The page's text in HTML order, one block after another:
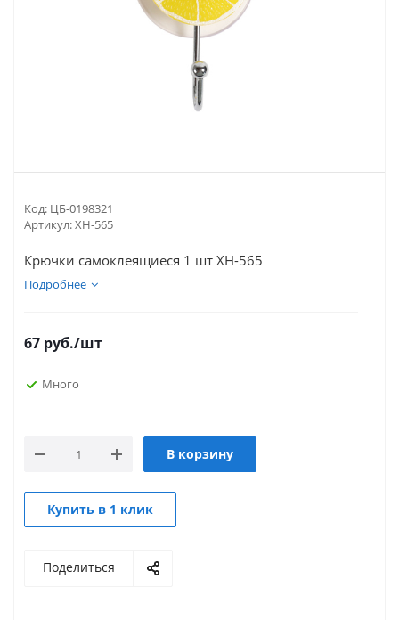
Код: ЦБ-0198321
Артикул:XH-565
Крючки самоклеящиеся 1 шт XH-565
Подробнее
67 руб./шт
Много
В корзину
Купить в 1 клик
Поделиться